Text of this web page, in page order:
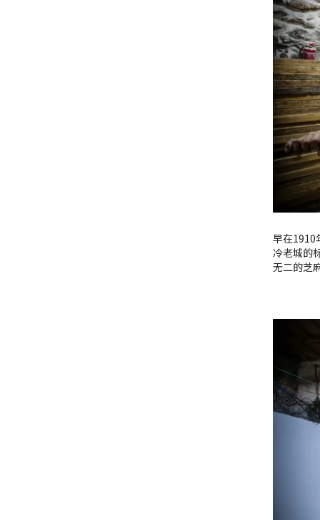
早在1910
冷老城的
无二的芝